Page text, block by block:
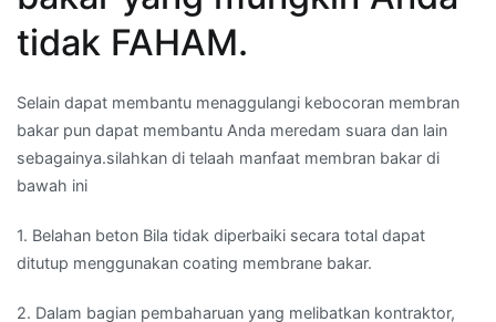
tidak FAHAM.
Selain dapat membantu menaggulangi kebocoran membran
bakar pun dapat membantu Anda meredam suara dan lain
sebagainya.silahkan di telaah manfaat membran bakar di
bawah ini
1. Belahan beton Bila tidak diperbaiki secara total dapat
ditutup menggunakan coating membrane bakar.
2. Dalam bagian pembaharuan yang melibatkan kontraktor,